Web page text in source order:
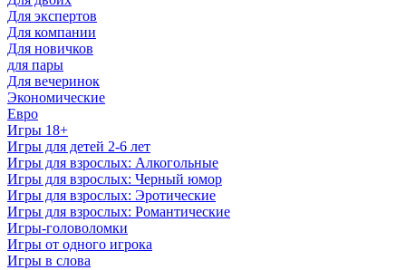
Для экспертов
Для компании
Для новичков
для пары
Для вечеринок
Экономические
Евро
Игры 18+
Игры для детей 2-6 лет
Игры для взрослых: Алкогольные
Игры для взрослых: Черный юмор
Игры для взрослых: Эротические
Игры для взрослых: Романтические
Игры-головоломки
Игры от одного игрока
Игры в слова